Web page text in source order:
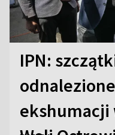
IPN:
ekshumacji